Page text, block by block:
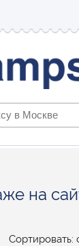
на
Сортировать: